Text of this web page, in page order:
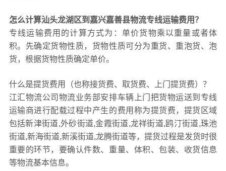
怎么计算汕头龙湖区到嘉兴嘉善县物流专线运输费用？
专线运输费用的计算方式为：单价货物乘以重量或者体
积。先确定货物性质，货物性质可分为重货、重泡货、泡
货，根据货物性质确定单价。
什么是提货费用（也称接货费、取货费、上门提货费）？
江汇物流公司物流业务部安排车辆上门把货物运送到专线
运输商进行配载过程中产生的费用称为提货费，提货区域
包括新津街道,外砂街道,金霞街道,龙祥街道,鸥汀街道,珠池
街道,新海街道,新溪街道,龙腾街道等，提货过程是发货时很
重要的环节，要确认件数、重量、体积、包装、收货信息
等物流基本信息。